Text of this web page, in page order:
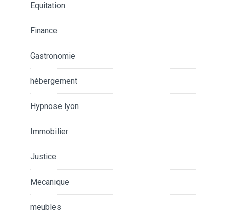
Equitation
Finance
Gastronomie
hébergement
Hypnose lyon
Immobilier
Justice
Mecanique
meubles